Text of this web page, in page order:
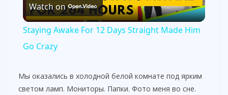
l
y
Watch on
Staying Awake For 12 Days Straight Made Him
Go Crazy
Мы оказались в холодной белой комнате под ярким
светом ламп. Мониторы. Папки. Фото меня во сне.